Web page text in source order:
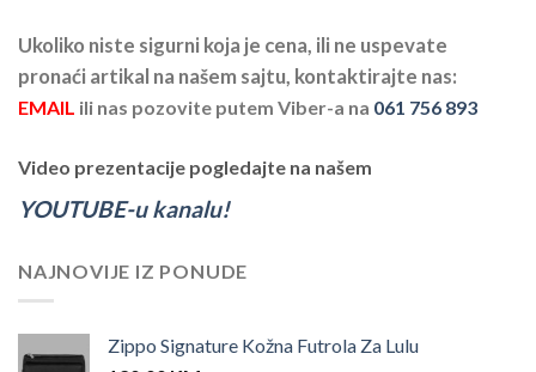
Ukoliko niste sigurni koja je cena, ili ne uspevate
pronaći artikal na našem sajtu, kontaktirajte nas:
EMAIL ili nas pozovite putem Viber-a na 061 756 893
Video prezentacije pogledajte na našem
YOUTUBE-u kanalu!
NAJNOVIJE IZ PONUDE
Zippo Signature Kožna Futrola Za Lulu